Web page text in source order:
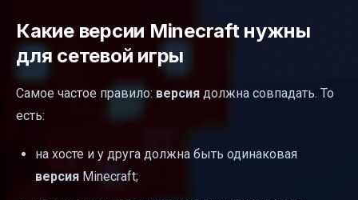
Какие версии Minecraft нужны
для сетевой игры
Самое частое правило: версия должна совпадать. То
есть:
на хосте и у друга должна быть одинаковая
версия Minecraft;